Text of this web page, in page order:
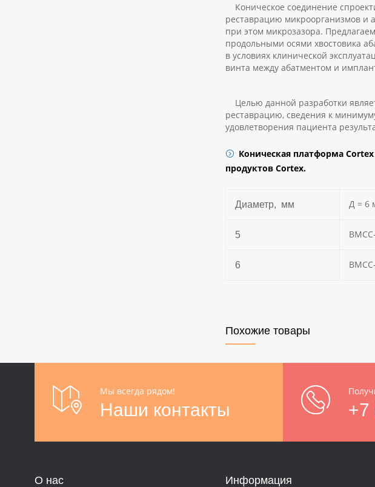
Коническое соединение
реставрацию микроорганизмов и
при этом микрозазора.
продольными осями хвостовика
в условиях клинической
винта между абатментом и
Целью данной разработки
реставрацию, сведения к
удовлетворения пациента
Коническая платформа
продуктов Cortex.
Диаметр, мм Д = 6
5 BMCC
6
Похожие товары
Мы всегда рядом!
Наши контакты +7
О нас Информация